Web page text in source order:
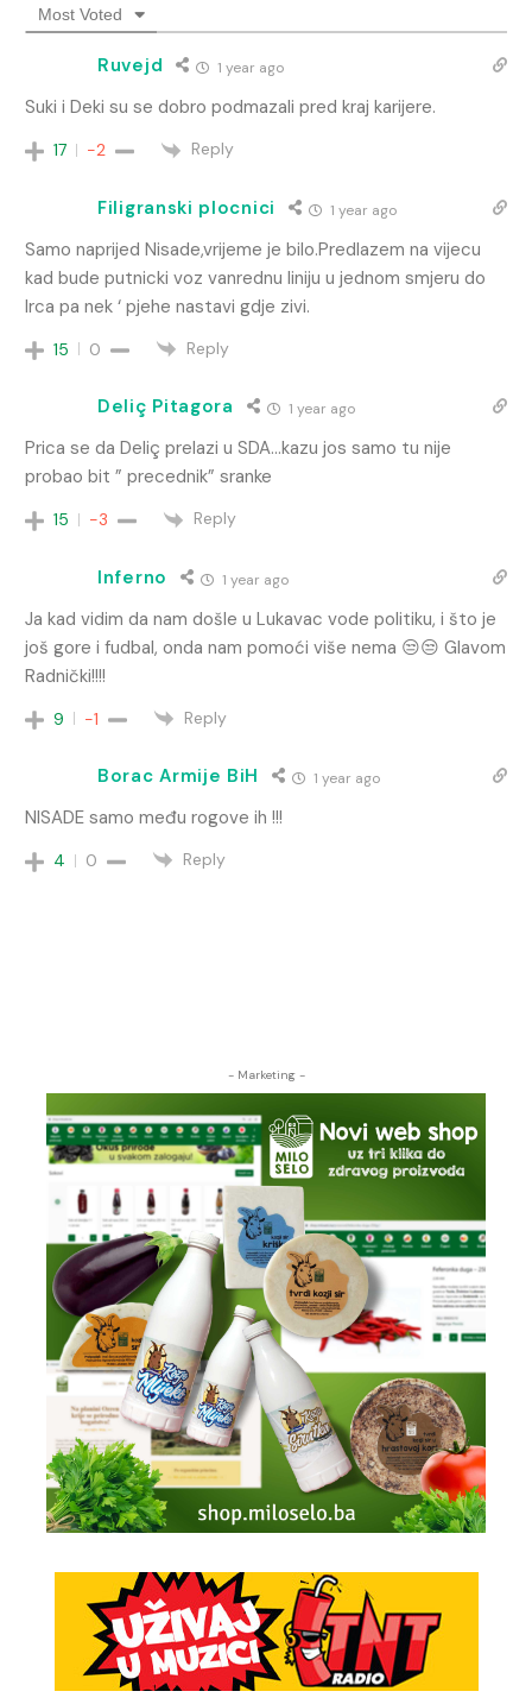
Most Voted
Ruvejd 1 year ago
Suki i Deki su se dobro podmazali pred kraj karijere.
17 -2 Reply
Filigranski plocnici 1 year ago
Samo naprijed Nisade,vrijeme je bilo.Predlazem na vijecu
kad bude putnicki voz vanrednu liniju u jednom smjeru do
Irca pa nek ‘ pjehe nastavi gdje zivi.
15 0 Reply
Deliç Pitagora 1 year ago
Prica se da Deliç prelazi u SDA…kazu jos samo tu nije
probao bit ” precednik” sranke
15 -3 Reply
Inferno 1 year ago
Ja kad vidim da nam došle u Lukavac vode politiku, i što je
još gore i fudbal, onda nam pomoći više nema 😒😒 Glavom
Radnički!!!!
9 -1 Reply
Borac Armije BiH 1 year ago
NISADE samo među rogove ih !!!
4 0 Reply
- Marketing -